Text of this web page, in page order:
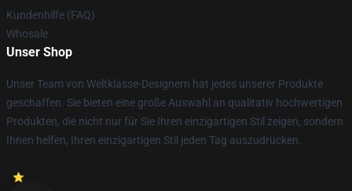
Kundenhilfe (FAQ)
Whosale
Unser Shop
Unser Team von Weltklasse-Designern hat jedes unserer Produkte
geschaffen. Sie bieten eine große Auswahl an qualitativ hochwertigen
Produkten, die nicht nur für Sie Ihren einzigartigen Stil zeigen, sondern
Ihnen helfen, Ihren einzigartigen Stil jeden Tag auszudrücken.